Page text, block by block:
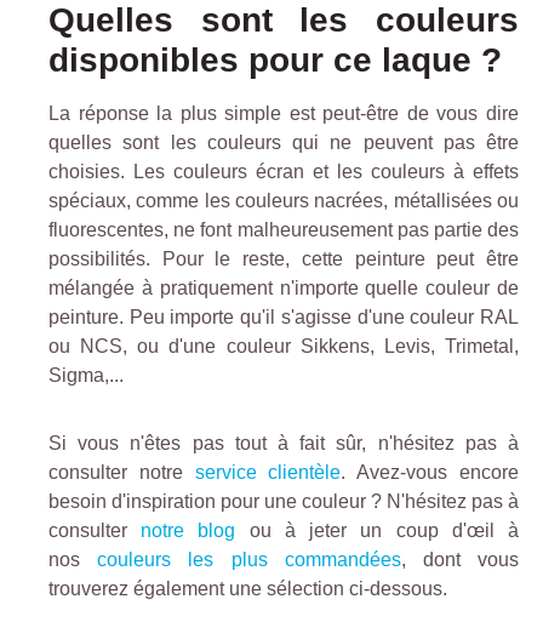
Quelles sont les couleurs
disponibles pour ce laque ?
La réponse la plus simple est peut-être de vous dire
quelles sont les couleurs qui ne peuvent pas être
choisies. Les couleurs écran et les couleurs à effets
spéciaux, comme les couleurs nacrées, métallisées ou
fluorescentes, ne font malheureusement pas partie des
possibilités. Pour le reste, cette peinture peut être
mélangée à pratiquement n'importe quelle couleur de
peinture. Peu importe qu'il s'agisse d'une couleur RAL
ou NCS, ou d'une couleur Sikkens, Levis, Trimetal,
Sigma,...
Si vous n'êtes pas tout à fait sûr, n'hésitez pas à
consulter notre service clientèle. Avez-vous encore
besoin d'inspiration pour une couleur ? N'hésitez pas à
consulter notre blog ou à jeter un coup d'œil à
noscouleurs les plus commandées, dont vous
trouverez également une sélection ci-dessous.